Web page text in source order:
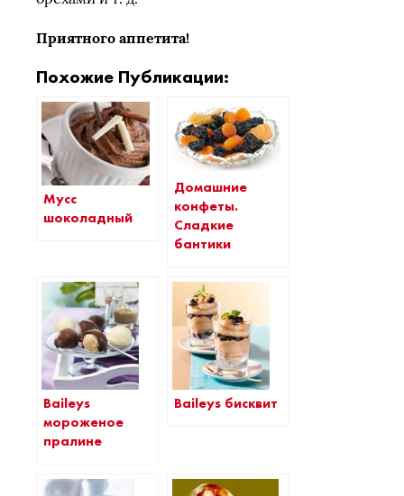
Приятного аппетита!
Похожие Публикации:
Мусс
шоколадный
Домашние
конфеты.
Сладкие
бантики
Baileys
мороженое
пралине
Baileys бисквит